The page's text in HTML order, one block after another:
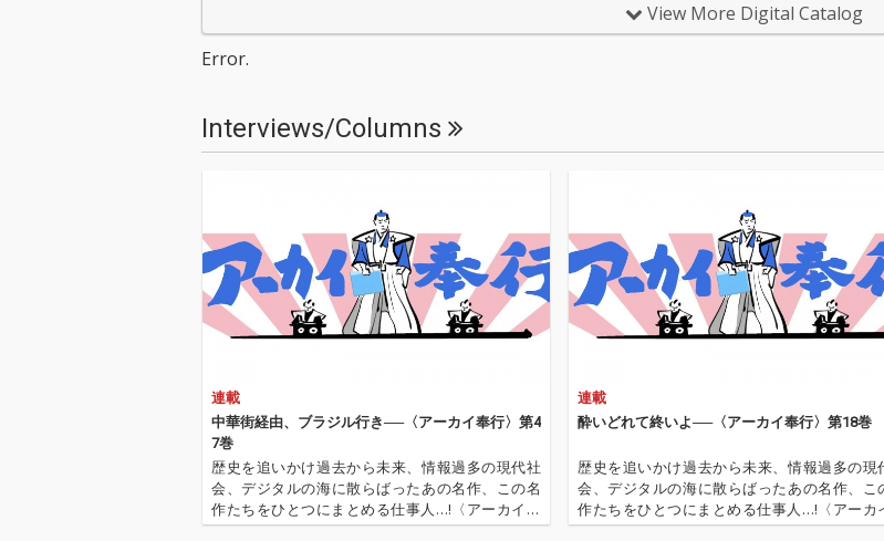
化”を一枚にまとめた記
の象徴である「So Wh
at」、深い静寂と緊張
unny Valentine」な
ど、ジャズ史に刻まれ
た名演が並びます。 本
作は、ハードバップか
らモード、そしてスタ
ンダードの再解釈ま
面的に味わえる構成で
す。若き日の鋭いアタ
ック、黄金のクインテ
ット期の緊密なアンサ
ンブル、そして成熟し
た抒情性が自然に流れ
るように並べられてい
View More Digital Catalog
Error.
Interviews/Columns
連載
中華街経由、ブラジル行き──〈アーカイ奉行〉第4
7巻
歴史を追いかけ過去から未来、情報過多の現代社
会、デジタルの海に散らばったあの名作、この名
作たちをひとつにまとめる仕事人…!〈アーカイ奉
行〉が今日もデジタルの乱世を治める…!'''〈アーカ
連載
酔いどれて終いよ──〈アーカイ奉行〉第18巻
歴史を追いかけ過去から未来、情報過多の現
会、デジタルの海に散らばったあの名作、こ
作たちをひとつにまとめる仕事人…!〈アーカ
行〉が今日もデジタルの乱世を治める…!'''〈ア